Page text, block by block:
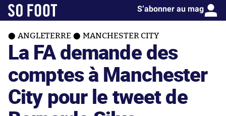
S’abonner au mag
ANGLETERRE MANCHESTER CITY
La FA demande des
comptes à Manchester
City pour le tweet de